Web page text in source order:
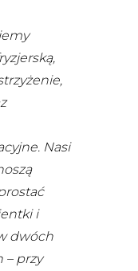
Nasi
i
dwóch
– przy